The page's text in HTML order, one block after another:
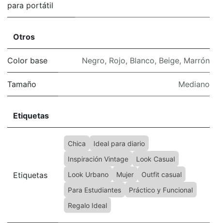
para portátil
Otros
Color base Negro, Rojo, Blanco, Beige, Marrón
Tamaño Mediano
Etiquetas
Etiquetas
Chica
Ideal para diario
Inspiración Vintage
Look Casual
Look Urbano
Mujer
Outfit casual
Para Estudiantes
Práctico y Funcional
Regalo Ideal